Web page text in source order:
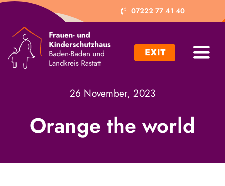
Zum
springen
07222 77 41 40
Ich brauche Hilfe
Ich möchte helfen
26 November, 2023
Orange the world